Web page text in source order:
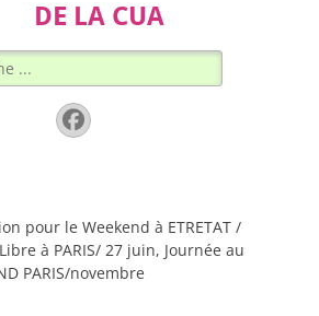
DE LA CUA
:
Facebook
pour le Weekend à ETRETAT /
à PARIS/ 27 juin, Journée au
PARIS/novembre